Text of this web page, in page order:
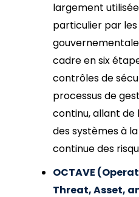
largement
particulier par
cadre en six
contrôles de
processus de
continu, allant
des systèmes à
continue des
OCTAVE
Threat, Asset,